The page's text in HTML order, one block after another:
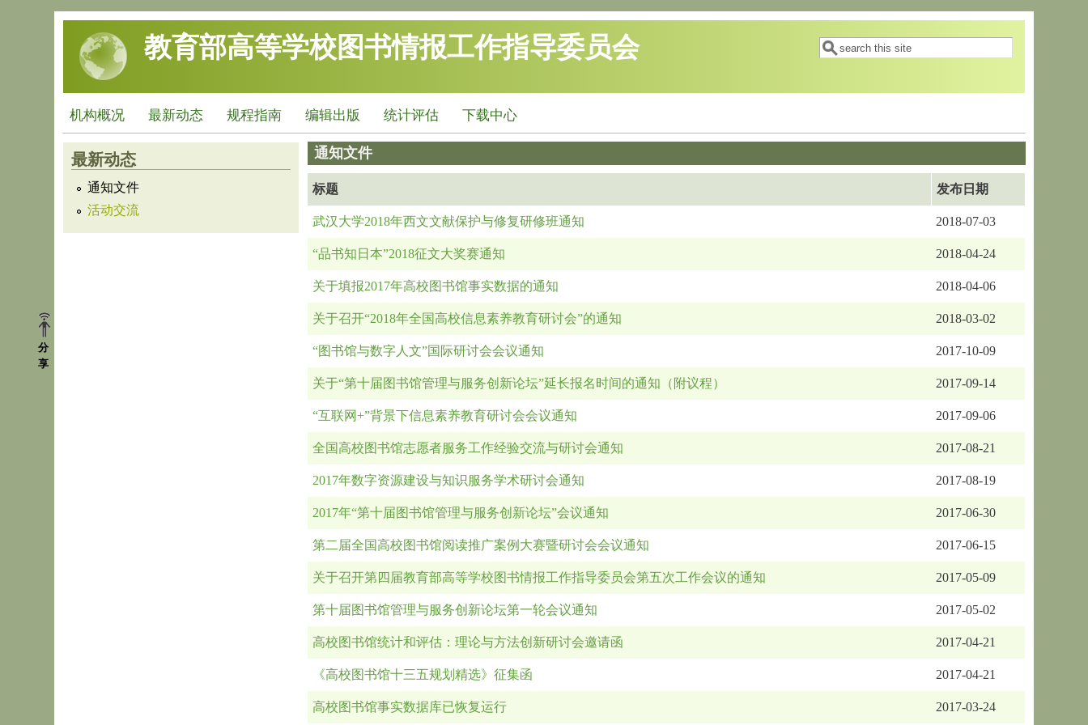
跳转到主要内容
教育部高等学校图书情报工作指导委员会 搜索表单
搜索
机构概况 最新动态 规程指南 编辑出版 统计评估 下载中心
分
享
最新动态
通知文件
活动交流
通知文件
标题 发布日期
武汉大学2018年西文文献保护与修复研修班通知 2018-07-03
“品书知日本”2018征文大奖赛通知 2018-04-24
关于填报2017年高校图书馆事实数据的通知 2018-04-06
关于召开“2018年全国高校信息素养教育研讨会”的通知 2018-03-02
“图书馆与数字人文”国际研讨会会议通知 2017-10-09
关于“第十届图书馆管理与服务创新论坛”延长报名时间的通知（附议程） 2017-09-14
“互联网+”背景下信息素养教育研讨会会议通知 2017-09-06
全国高校图书馆志愿者服务工作经验交流与研讨会通知 2017-08-21
2017年数字资源建设与知识服务学术研讨会通知 2017-08-19
2017年“第十届图书馆管理与服务创新论坛”会议通知 2017-06-30
第二届全国高校图书馆阅读推广案例大赛暨研讨会会议通知 2017-06-15
关于召开第四届教育部高等学校图书情报工作指导委员会第五次工作会议的通知 2017-05-09
第十届图书馆管理与服务创新论坛第一轮会议通知 2017-05-02
高校图书馆统计和评估：理论与方法创新研讨会邀请函 2017-04-21
《高校图书馆十三五规划精选》征集函 2017-04-21
高校图书馆事实数据库已恢复运行 2017-03-24